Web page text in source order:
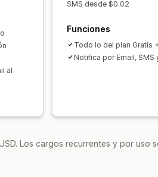
al
SMS desde $0.02
Funciones
Todo lo del plan Gratis
Notifica por Email, SMS
Los cargos recurrentes y por uso